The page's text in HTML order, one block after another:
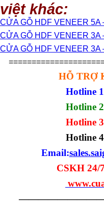
việt khác:
CỬA GỖ HDF VENEER 5A
CỬA GỖ HDF VENEER 3A
CỬA GỖ HDF VENEER 3A
HỖ TRỢ
Hotline
Hotline
Hotline
Hotline
Email:
CSKH 24/